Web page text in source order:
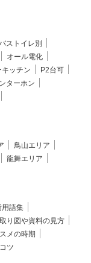
ストイレ別
オール電化
ッチン
P2台可
ターホン
鳥山エリア
龍舞エリア
用語集
り図や資料の見方
メの時期
ツ